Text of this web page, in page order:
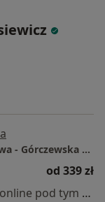
Centrum Medyczne LUX MED Warszawa - Górczewska 124
od 339 zł
Specjalista nie oferuje umawiania online pod tym adresem.